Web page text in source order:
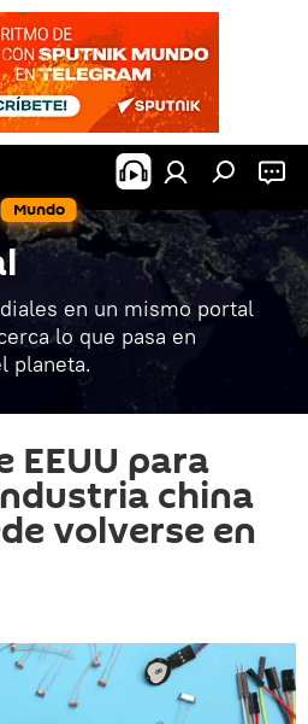
Mundo
en un mismo portal
lo que pasa en
planeta.
EEUU para
china
volverse en